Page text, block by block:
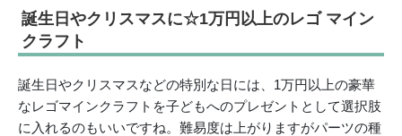
誕生日やクリスマスに☆1万円以上のレゴ マイン
クラフト
誕生日やクリスマスなどの特別な日には、1万円以上の豪華
なレゴマインクラフトを子どもへのプレゼントとして選択肢
に入れるのもいいですね。難易度は上がりますがパーツの種